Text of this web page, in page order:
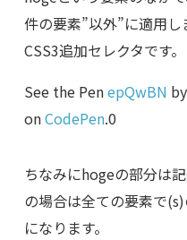
件の要素”以外”に適用し
CSS3追加セレクタです。
See the PenepQwBN
onCodePen.0
ちなみにhogeの部分は
の場合は全ての要素で
になります。